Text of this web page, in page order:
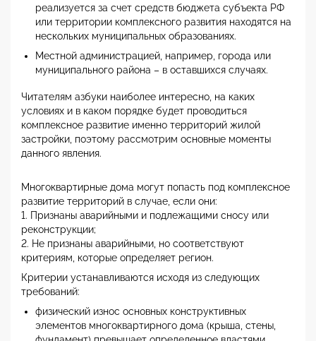
реализуется за счет средств бюджета субъекта РФ
или территории комплексного развития находятся на
нескольких муниципальных образованиях.
Местной администрацией, например, города или
муниципального района – в оставшихся случаях.
Читателям азбуки наиболее интересно, на каких
условиях и в каком порядке будет проводиться
комплексное развитие именно территорий жилой
застройки, поэтому рассмотрим основные моменты
данного явления.
Многоквартирные дома могут попасть под комплексное
развитие территорий в случае, если они:
1. Признаны аварийными и подлежащими сносу или
реконструкции;
2. Не признаны аварийными, но соответствуют
критериям, которые определяет регион.
Критерии устанавливаются исходя из следующих
требований:
физический износ основных конструктивных
элементов многоквартирного дома (крыша, стены,